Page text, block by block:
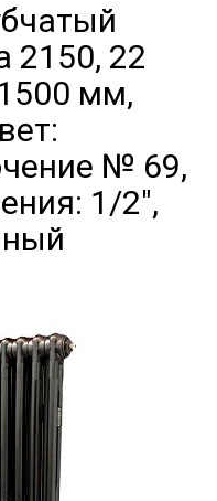
2150, 22
мм,
№ 69,
1/2",